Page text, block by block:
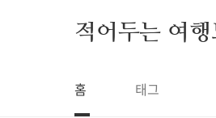
적어두는 여행
홈 태그